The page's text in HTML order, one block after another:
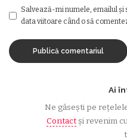
Salvează-mi numele, emailul
data viitoare când o să
Ai
Ne găsești pe
Contactși revenim